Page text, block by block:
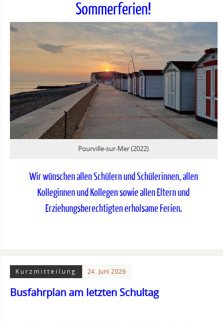
Sommerferien!
Pourville-sur-Mer (2022)
Wir wünschen allen Schülern und Schülerinnen, allen
Kolleginnen und Kollegen sowie allen Eltern und
Erziehungsberechtigten erholsame Ferien.
Kurzmitteilung 24. Juni 2026
Busfahrplan am letzten Schultag